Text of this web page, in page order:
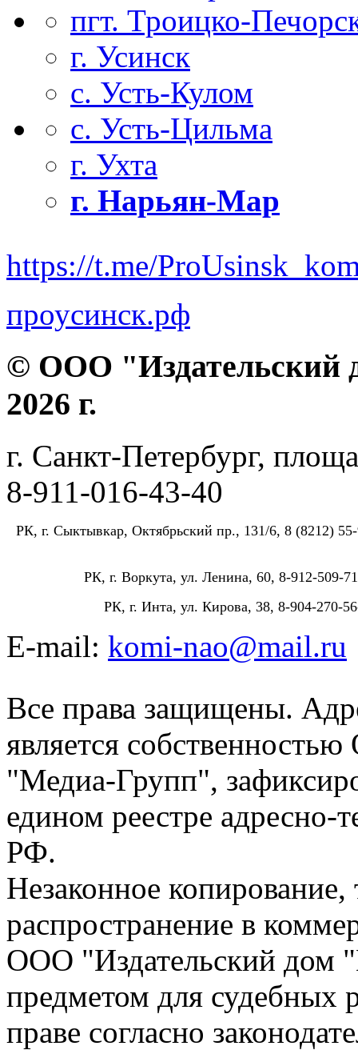
пгт. Троицко-
г. Усинск
с. Усть-Кулом
с. Усть-Цильма
г. Ухта
г. Нарьян-Мар
https://t.me/
проусинск.рф
© ООО "Издательский
2026 г.
г. Санкт-Петербург,
8-911-016-43-40
РК, г. Сыктывкар, Октябрьский пр., 131/6, 8 (8212)
РК, г. Воркута, ул. Ленина, 60, 8-912-509-
РК, г. Инта, ул. Кирова, 38, 8-904-270-
E-mail: komi-nao@mail.ru
Все права защищены.
является
"Медиа-Групп",
едином реестре адресно-
РФ.
Незаконное
распространение в
ООО "Издательский дом
предметом для судебных
праве согласно